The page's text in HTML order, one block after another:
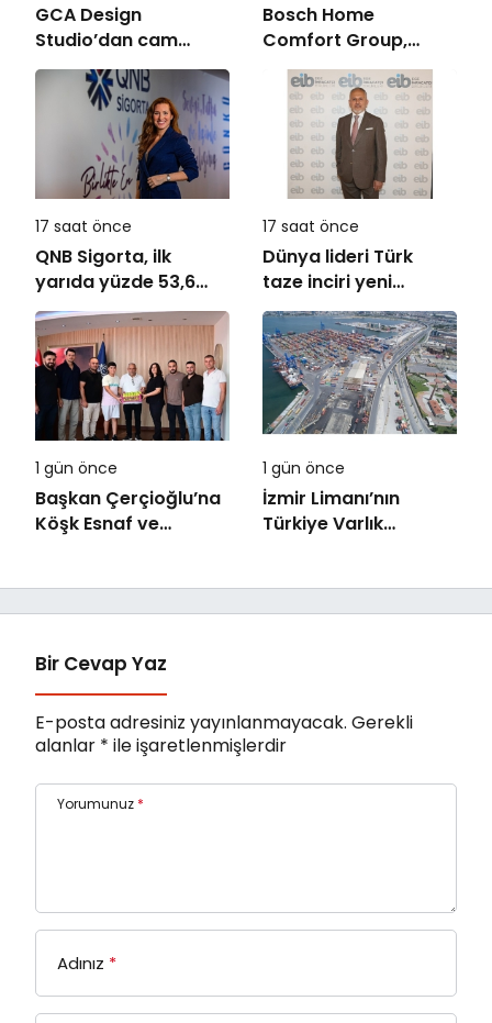
GCA Design
Studio’dan cam
ambalaj tasarımında
bütüncül yaklaşım
Bosch Home
Comfort Group,
REHAU Yerden Isıtma
Sistemleri’nin
Türkiye’deki tek
yetkili distribütörü
oldu
17 saat önce
QNB Sigorta, ilk
yarıda yüzde 53,6
büyüyerek 10,66
milyar TL prim
üretimine ulaştı
17 saat önce
Dünya lideri Türk
taze inciri yeni
sezona başladı
1 gün önce
Başkan Çerçioğlu’na
Köşk Esnaf ve
1 gün önce
İzmir Limanı’nın
Türkiye Varlık
Bir Cevap Yaz
E-posta adresiniz yayınlanmayacak. Gerekli
alanlar * ile işaretlenmişlerdir
Yorumunuz *
Adınız *